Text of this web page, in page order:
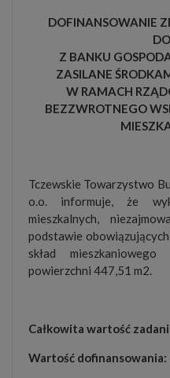
DOFINANSOWANIE
Z BANKU
ZASILANE
W RAMACH
BEZZWROTNEGO
Tczewskie Towarzystwo
o.o. informuje, że
mieszkalnych,
podstawie
skład
powierzchni 447,51 m2.
Całkowita wartość
Wartość dofinansowania: